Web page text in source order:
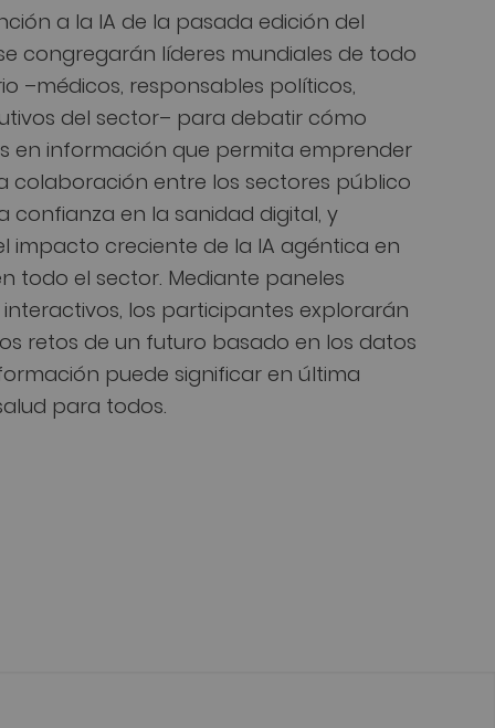
a la IA de la pasada edición del
congregarán líderes mundiales de todo
–médicos, responsables políticos,
del sector– para debatir cómo
en información que permita emprender
colaboración entre los sectores público
confianza en la sanidad digital, y
impacto creciente de la IA agéntica en
todo el sector. Mediante paneles
los participantes explorarán
retos de un futuro basado en los datos
puede significar en última
para todos.